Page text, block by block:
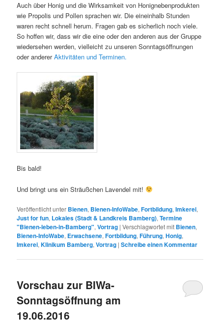
Auch über Honig und die Wirksamkeit von Honignebenprodukten
wie Propolis und Pollen sprachen wir. Die eineinhalb Stunden
waren recht schnell herum. Fragen gab es sicherlich noch viele.
So hoffen wir, dass wir die eine oder den anderen aus der Gruppe
wiedersehen werden, vielleicht zu unseren Sonntagsöffnungen
oder andererAktivitäten und Terminen.
Bis bald!
Und bringt uns ein Sträußchen Lavendel mit!
Veröffentlicht unter Bienen, Bienen-InfoWabe,Fortbildung,Imkerei,
Just for fun, Lokales (Stadt & Landkreis Bamberg),Termine
"Bienen-leben-in-Bamberg",Vortrag |Verschlagwortet mit Bienen,
Bienen-InfoWabe, Erwachsene,Fortbildung,Führung,Honig,
Imkerei,Klinikum Bamberg,Vortrag |Schreibe einen Kommentar
Vorschau zur BIWa-
Sonntagsöffnung am
19.06.2016